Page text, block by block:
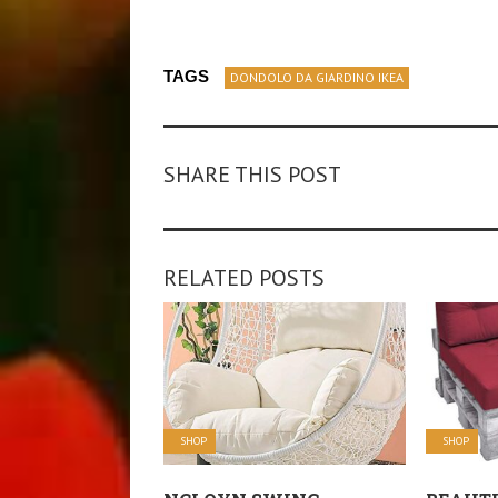
TAGS DONDOLO DA GIARDINO IKEA
SHARE THIS POST
RELATED POSTS
SHOP SHOP